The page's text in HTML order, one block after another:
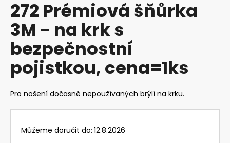
produktu
je
0,0
z
5
hvězdiček.
272 Prémiová šňůrka
3M - na krk s
bezpečnostní
pojistkou, cena=1ks
Pro nošení dočasně nepoužívaných brýlí na krku.
Můžeme doručit do: 12.8.2026
a
j
í
t
?